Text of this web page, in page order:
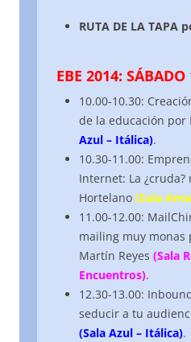
RUTA DE LA TAPA
EBE 2014:
10.00-10.30:
de la educación por
Azul – Itálica).
10.30-11.00:
Internet: La
Hortelano (Sala
11.00-12.00:
mailing muy monas
Martín Reyes (Sala
Encuentros).
12.30-13.00:
seducir a tu
(Sala Azul – Itálica).